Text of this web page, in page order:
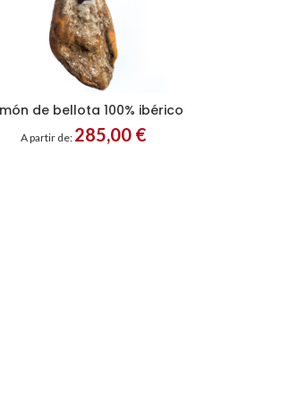
de bellota 100% ibérico
A partir de: 285,00 €